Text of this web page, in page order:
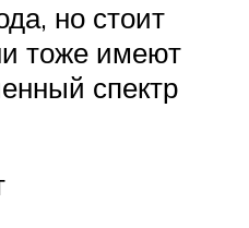
но стоит
тоже имеют
спектр